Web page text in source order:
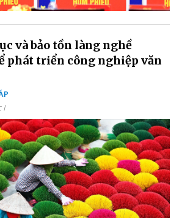
và bảo tồn làng nghề
phát triển công nghiệp văn
I